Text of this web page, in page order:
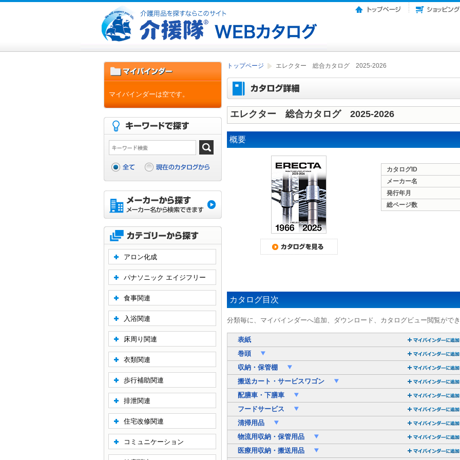
トップページ エレクター 総合カタログ 2025-2026
エレクター 総合カタログ 2025-2026
概要
カタログID
メーカー名
発行年月
総ページ数
カタログ目次
分類毎に、マイバインダーへ追加、ダウンロード、カタログビュー閲覧がで
表紙
巻頭
収納・保管棚
搬送カート・サービスワゴン
配膳車・下膳車
フードサービス
清掃用品
物流用収納・保管用品
医療用収納・搬送用品
マイバインダーは空です。
アロン化成
パナソニック エイジフリー
食事関連
入浴関連
床周り関連
衣類関連
歩行補助関連
排泄関連
住宅改修関連
コミュニケーション